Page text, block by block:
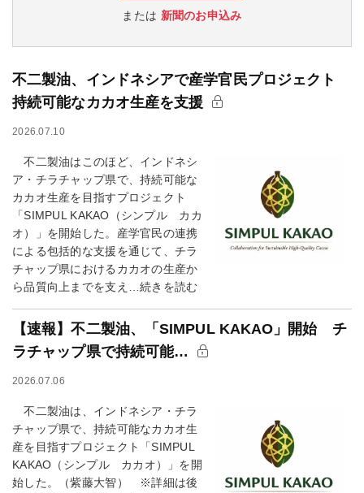
または 新聞のお申込み
不二製油、インドネシアで産学官民プロジェクト
持続可能なカカオ生産を支援
2026.07.10
不二製油はこのほど、インドネシ
ア・チラチャップ県で、持続可能な
カカオ生産を目指すプロジェクト
「SIMPUL KAKAO（シンプル カカ
オ）」を開始した。産学官民の連携
による包括的な支援を通じて、チラ
チャップ県におけるカカオの生産か
ら品質向上までを支え…続きを読む
【速報】不二製油、「SIMPUL KAKAO」開始 チ
ラチャップ県で持続可能…
2026.07.06
不二製油は、インドネシア・チラ
チャップ県で、持続可能なカカオ生
産を目指すプロジェクト「SIMPUL
KAKAO（シンプル カカオ）」を開
始した。（紫藤大智） ※詳細は後